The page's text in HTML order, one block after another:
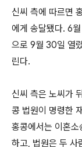
신씨 측에 따르면
에게 송달됐다. 6
으로 9월 30일 열
린다.
신씨 측은 노씨가
콩 법원이 명령한
홍콩에서는 이혼
하고, 법원은 두 사